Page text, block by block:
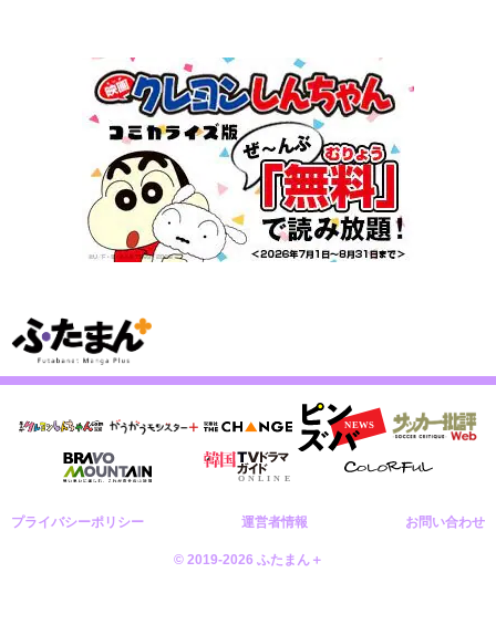
プライバシーポリシー 運営者情報 お問い合わせ
© 2019-2026 ふたまん＋